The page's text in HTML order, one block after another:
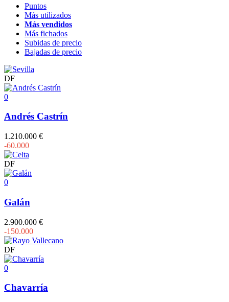
Puntos
Más utilizados
Más vendidos
Más fichados
Subidas de precio
Bajadas de precio
DF
0
Andrés Castrín
1.210.000 €
-60.000
DF
0
Galán
2.900.000 €
-150.000
DF
0
Chavarría